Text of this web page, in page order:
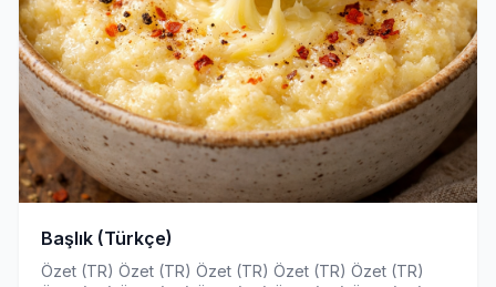
Başlık (Türkçe)
Özet (TR) Özet (TR) Özet (TR) Özet (TR) Özet (TR)